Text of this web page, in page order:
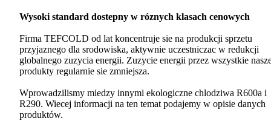
Wysoki standard dostepny w róznych klasach cenowych
Firma TEFCOLD od lat koncentruje sie na produkcji sprzetu
przyjaznego dla srodowiska, aktywnie uczestniczac w redukcji
globalnego zuzycia energii. Zuzycie energii przez wszystkie
produkty regularnie sie zmniejsza.
Wprowadzilismy miedzy innymi ekologiczne chlodziwa R600a i
R290. Wiecej informacji na ten temat podajemy w opisie danych
produktów.